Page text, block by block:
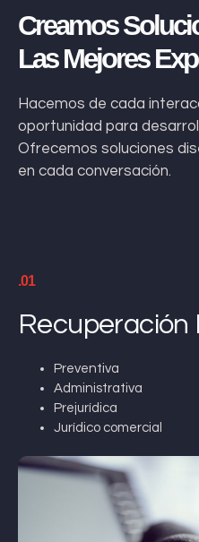
Creamos
Las Mejores
Hacemos de cada
oportunidad para
Ofrecemos soluciones
en cada conversación.
.01
Recuperación
Preventiva
Administrativa
Prejurídica
Jurídico comercial